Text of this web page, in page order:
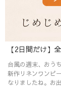
台風の週末、おう
新作リネンワンピースも♪ こんにちは、UZUiROです
なりましたね。お